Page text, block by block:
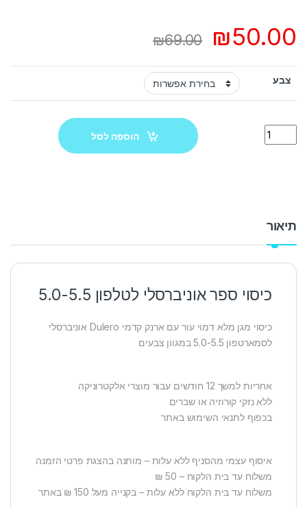
₪50.00
₪69.00
צבע
Quantity
הוספה לסל
תיאור
כיסוי ספר אוניברסלי לטלפון 5.0-5.5
כיסוי מגן מלא דמוי עור עם ארנק קדמי Dulero אוניברסלי
לסמארטפון 5.0-5.5 במגוון צבעים
אחריות למשך 12 חודשים עבור מוצרי אלקטרוניקה
ללא נזקי קורוזיה או שברים
בכפוף לתנאי השימוש באתר
איסוף עצמי מהסניף ללא עלות – מותנה בהצגת פרטי הזמנה
משלוח עד בית הלקוח – 50 ₪
משלוח עד בית הלקוח ללא עלות – בקנייה מעל 150 ₪ באתר